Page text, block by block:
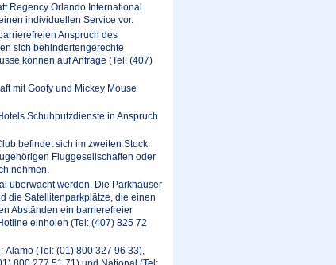
Regency Orlando International
individuellen Service vor.
Anspruch des
sich behindertengerechte
können auf Anfrage (Tel: (407)
mit Goofy und Mickey Mouse
Schuhputzdienste in Anspruch
befindet sich im zweiten Stock
Fluggesellschaften oder
nehmen.
überwacht werden. Die Parkhäuser
die Satellitenparkplätze, die einen
Abständen ein barrierefreier
einholen (Tel: (407) 825 72
(Tel: (01) 800 327 96 33),